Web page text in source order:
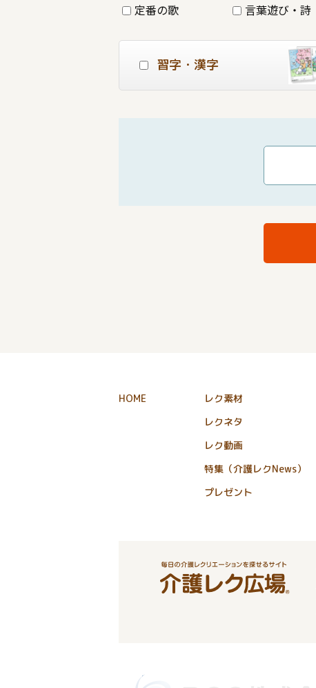
定番の歌 言葉遊び・詩
習字・漢字
HOME
レク素材
レクネタ
レク動画
特集（介護レクNews）
プレゼント